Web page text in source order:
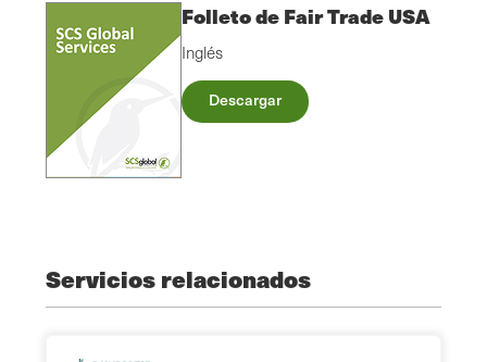
Folleto de Fair Trade USA
Inglés
Descargar
Servicios relacionados